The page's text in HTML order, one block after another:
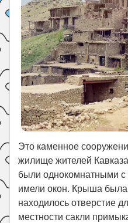
Это каменное
жилище жителей
были однокомнатными
имели окон. Крыша была
находилось отверстие
местности сакли